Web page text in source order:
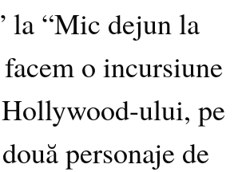
la “Mic dejun la
o incursiune
ului, pe
personaje de